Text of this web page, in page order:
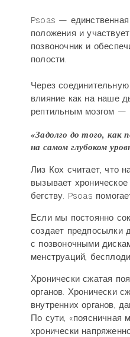
Psoas —
положения и
позвоночник и
полости.
Через
влияние как на наше
рептильным мозгом —
«Задолго до того, как
на самом глубоком
Лиз Кох считает, что
вызывает
бегству. Psoas
Если мы постоянно
создает предпосылки
с позвоночными
менструаций,
Хронически сжатая
органов. Хронически
внутренних органов,
По сути, «поясничная
хронически